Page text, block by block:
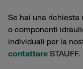
Se hai una richiesta
o componenti
individuali per la
contattare STAUFF.